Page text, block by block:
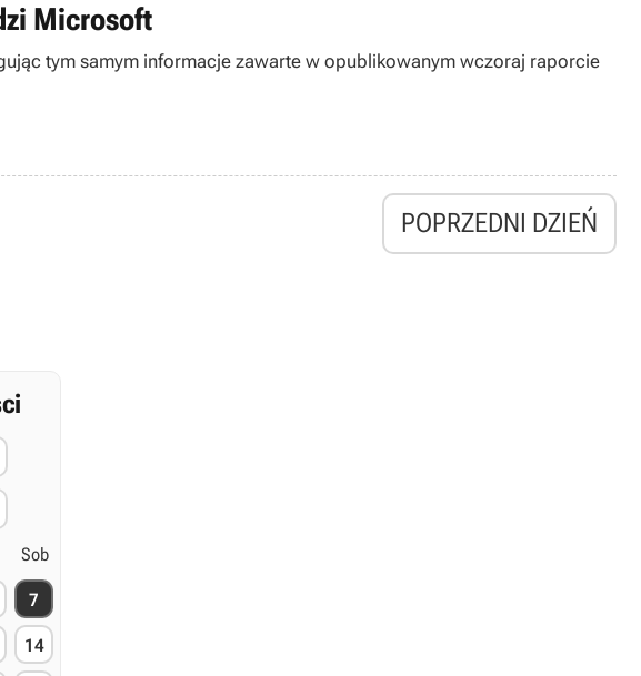
Microsoft
tym samym informacje zawarte w opublikowanym wczoraj raporcie
POPRZEDNI DZIEŃ
Sob
7
14